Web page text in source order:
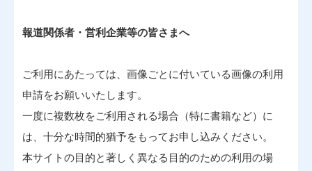
報道関係者・営利企業等の皆さまへ
ご利用にあたっては、画像ごとに付いている画像の利用
申請をお願いいたします。
一度に複数枚をご利用される場合（特に書籍など）に
は、十分な時間的猶予をもってお申し込みください。
本サイトの目的と著しく異なる目的のための利用の場